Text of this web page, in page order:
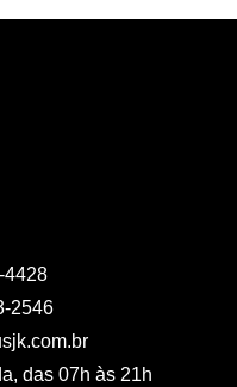
4428
2546
das 07h às 21h